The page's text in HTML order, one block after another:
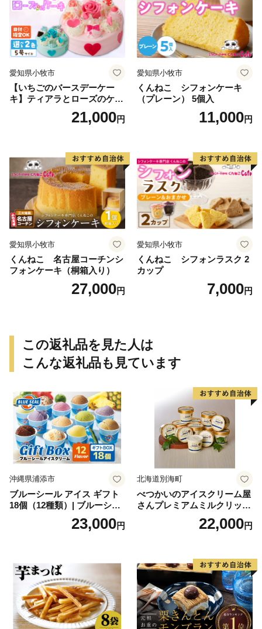
愛知県小牧市
【いちごのバースデーケー
キ】ティアラとローズのケー
キ スイーツ デザート 洋菓
子 お取り寄せ 愛知県 小牧市
レーション ホールケーキ 日
時指定可
21,000円
愛知県小牧市
くんねこ シフォンケーキ
（プレーン） 5個入
11,000円
愛知県小牧市
くんねこ 名古屋コーチンシ
フォンケーキ（桐箱入り）
27,000円
愛知県小牧市
くんねこ シフォンラスク 2
カップ
7,000円
この返礼品を見た人は
こんな返礼品も見ています
沖縄県浦添市
ブルーシール アイス ギフト
18個（12種類）| ブルーシー
ルアイス ブルーシールアイ
スクリーム 着日指定可能 送
誕生日 カップ 詰め合わせ バ
ラエティ | バニラ チョコレー
ト ストロベリー ピスタチオ
バニラ＆クッキー ウベ 沖縄
紅イモ 塩ちんすこう 沖縄シ
ークヮーサー 沖縄黒糖 琉球
23,000円
北海道別海町
べつかいのアイスクリーム屋
さんプレミアムミルクリッチ
12個（AP-01）（ 北海道アイ
ス 北海道産アイス アイス ア
道産アイス 道産アイスクリ
ーム ギフト 詰合せ 詰め合わ
せ ふるさと納税 ）
22,000円